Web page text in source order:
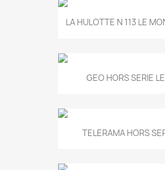
LA HULOTTE N 113 LE
GEO HORS SERIE
TELERAMA HORS